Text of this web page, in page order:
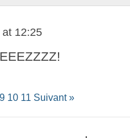
at 12:25
9 10 11 Suivant »